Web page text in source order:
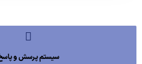
سیستم پرسش و